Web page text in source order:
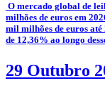
O mercado global de
milhões de euros em
mil milhões de euros
de 12,36% ao longo
29 Outubro